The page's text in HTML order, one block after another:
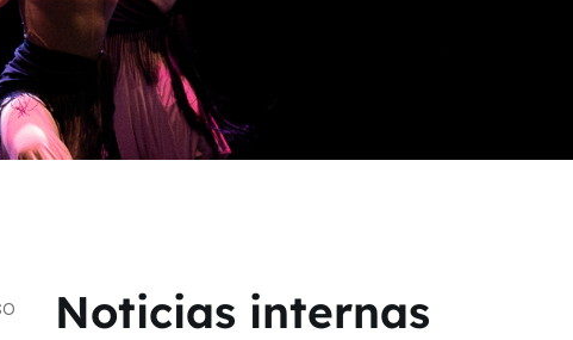
Noticias internas